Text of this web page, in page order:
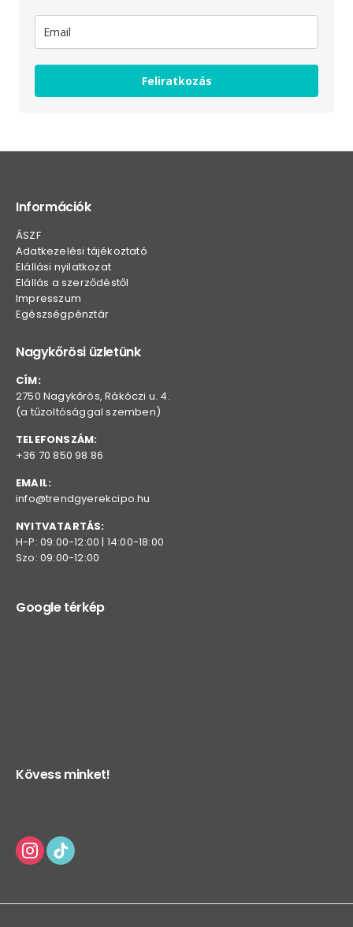
Feliratkozás
Információk
ÁSZF
Adatkezelési tájékoztató
Elállási nyilatkozat
Elállás a szerződéstől
Impresszum
Egészségpénztár
Nagykőrösi üzletünk
CÍM:
2750 Nagykőrös, Rákóczi u. 4.
(a tűzoltósággal szemben)
TELEFONSZÁM:
+36 70 850 98 86
EMAIL:
info@trendgyerekcipo.hu
NYITVATARTÁS:
H-P: 09:00-12:00 | 14:00-18:00
Szo: 09:00-12:00
Google térkép
Kövess minket!